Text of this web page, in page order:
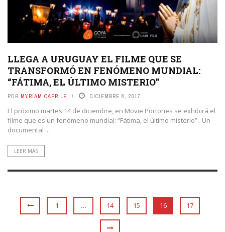
LLEGA A URUGUAY EL FILME QUE SE
TRANSFORMÓ EN FENÓMENO MUNDIAL:
“FÁTIMA, EL ÚLTIMO MISTERIO”
POR MYRIAM CAPRILE DICIEMBRE 8, 2017
El próximo martes 14 de diciembre, en Movie Portones se exhibirá el
filme que es un fenómeno mundial: “Fátima, el último misterio”. Un
documental ...
LEER MÁS
1 … 14 15 16 17